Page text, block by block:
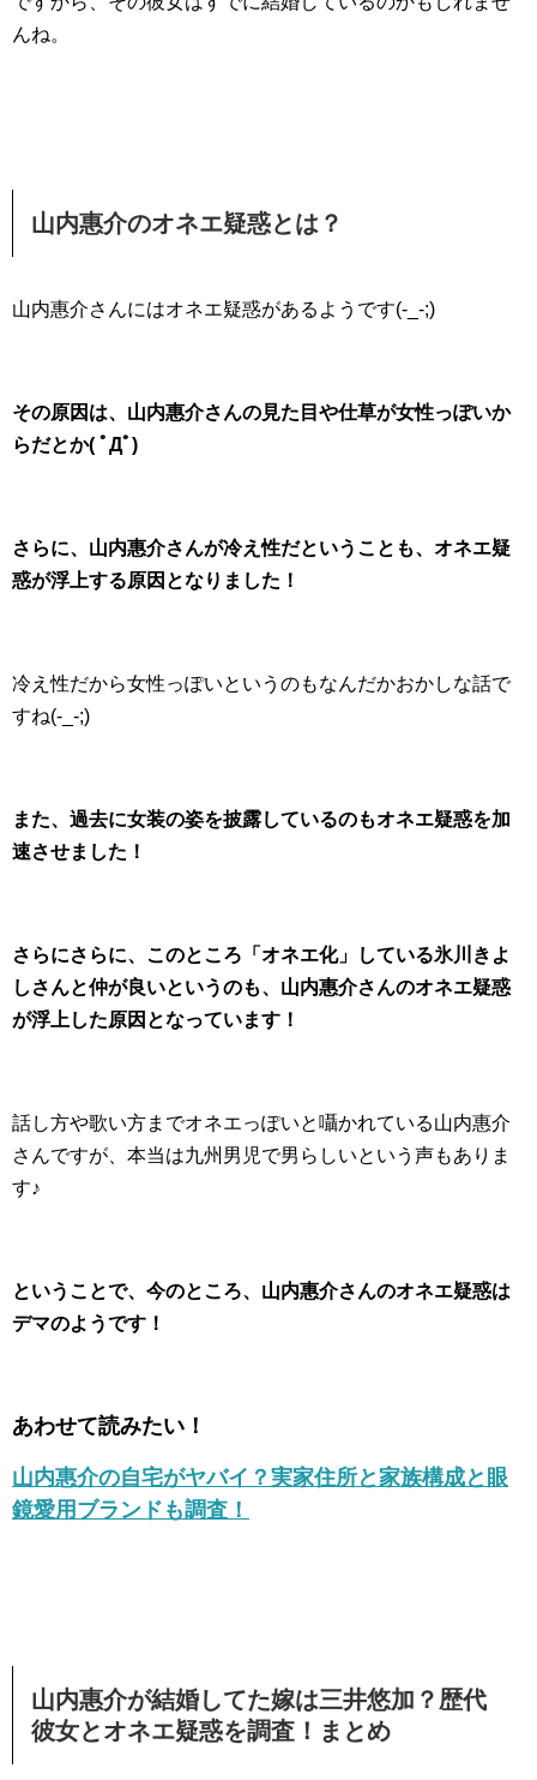
んね。
山内惠介のオネエ疑惑とは？
山内惠介さんにはオネエ疑惑があるようです(-_-;)
その原因は、山内惠介さんの見た目や仕草が女性っぽいか
らだとか( ﾟДﾟ)
さらに、山内惠介さんが冷え性だということも、オネエ疑
惑が浮上する原因となりました！
冷え性だから女性っぽいというのもなんだかおかしな話で
すね(-_-;)
また、過去に女装の姿を披露しているのもオネエ疑惑を加
速させました！
さらにさらに、このところ「オネエ化」している氷川きよ
しさんと仲が良いというのも、山内惠介さんのオネエ疑惑
が浮上した原因となっています！
話し方や歌い方までオネエっぽいと囁かれている山内惠介
さんですが、本当は九州男児で男らしいという声もありま
す♪
ということで、今のところ、山内惠介さんのオネエ疑惑は
デマのようです！
あわせて読みたい！
山内惠介の自宅がヤバイ？実家住所と家族構成と眼
鏡愛用ブランドも調査！
山内惠介が結婚してた嫁は三井悠加？歴代
彼女とオネエ疑惑を調査！まとめ